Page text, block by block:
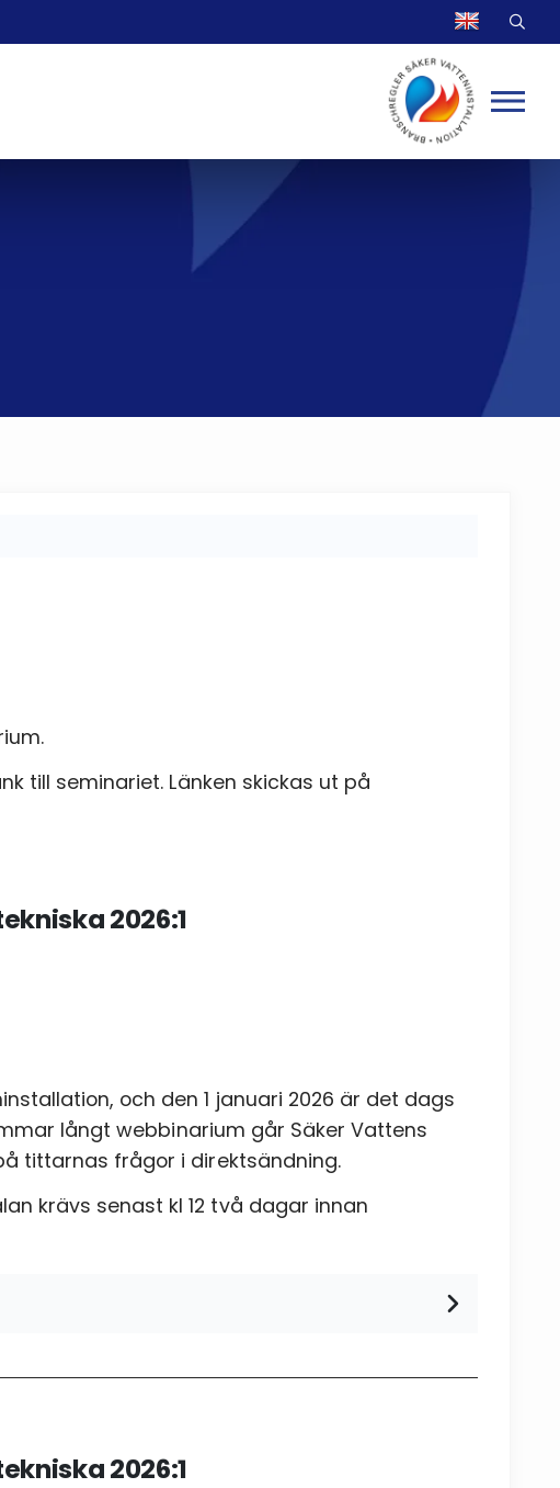
till seminariet. Länken skickas ut på
2026:1
och den 1 januari 2026 är det dags
långt webbinarium går Säker Vattens
tittarnas frågor i direktsändning.
krävs senast kl 12 två dagar innan
2026:1